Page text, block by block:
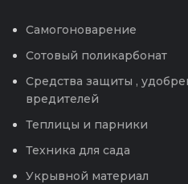
Самогоноварение
Сотовый поликарбонат
Средства защиты ,
вредителей
Теплицы и парники
Техника для сада
Укрывной материал